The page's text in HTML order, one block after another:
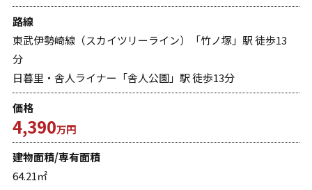
路線
東武伊勢崎線（スカイツリーライン）「竹ノ塚」駅 徒歩13
分
日暮里・舎人ライナー「舎人公園」駅 徒歩13分
価格
4,390万円
建物面積/専有面積
64.21㎡